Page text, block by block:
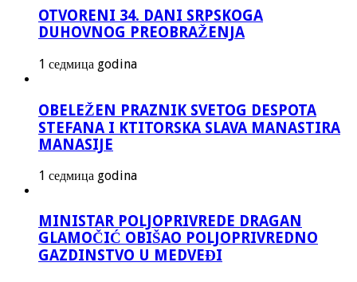
OTVORENI 34. DANI SRPSKOGA
DUHOVNOG PREOBRAŽENJA
1 седмица godina
OBELEŽEN PRAZNIK SVETOG DESPOTA
STEFANA I KTITORSKA SLAVA MANASTIRA
MANASIJE
1 седмица godina
MINISTAR POLJOPRIVREDE DRAGAN
GLAMOČIĆ OBIŠAO POLJOPRIVREDNO
GAZDINSTVO U MEDVEĐI